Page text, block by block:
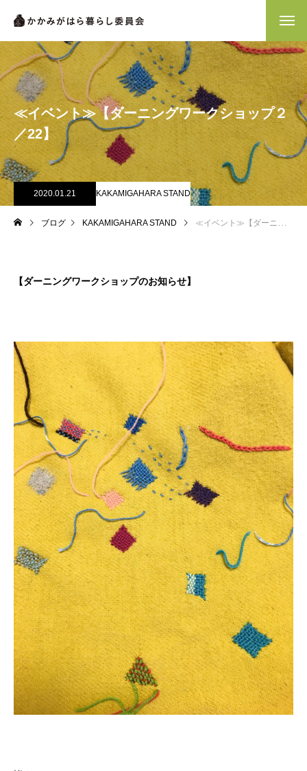
≪イベント≫【ダーニングワークショップ２
／22】
2020.01.21 KAKAMIGAHARA STAND
ブログ KAKAMIGAHARA STAND ≪イベント≫【ダーニングワークショップ２／22】
【ダーニングワークショップのお知らせ】